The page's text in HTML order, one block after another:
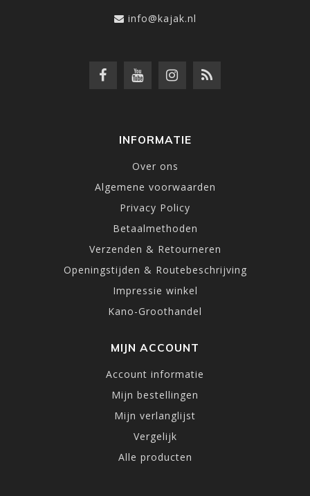
info@kajak.nl
INFORMATIE
Over ons
Algemene voorwaarden
Privacy Policy
Betaalmethoden
Verzenden & Retourneren
Openingstijden & Routebeschrijving
Impressie winkel
Kano-Groothandel
MIJN ACCOUNT
Account informatie
Mijn bestellingen
Mijn verlanglijst
Vergelijk
Alle producten